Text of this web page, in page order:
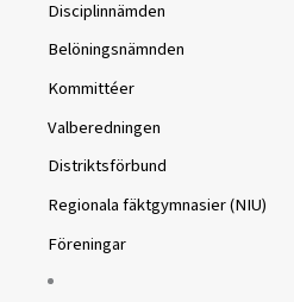
Disciplinnämden
Belöningsnämnden
Kommittéer
Valberedningen
Distriktsförbund
Regionala fäktgymnasier (NIU)
Föreningar